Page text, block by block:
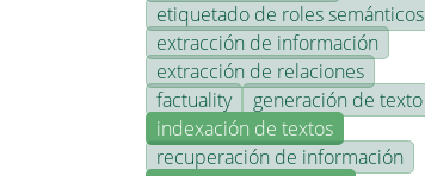
etiquetado de roles semánticos
extracción de información
extracción de relaciones
factuality
generación de texto
indexación de textos
recuperación de información